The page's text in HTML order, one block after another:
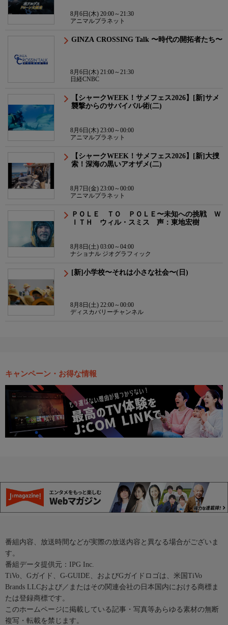
8月6日(木) 20:00～21:30
アニマルプラネット
GINZA CROSSING Talk 〜時代の開拓者たち〜
8月6日(木) 21:00～21:30
日経CNBC
【シャークWEEK！サメフェス2026】[新]サメ
襲撃からのサバイバル術(二)
8月6日(木) 23:00～00:00
アニマルプラネット
【シャークWEEK！サメフェス2026】[新]大捜
索！深海の黒いアオザメ(二)
8月7日(金) 23:00～00:00
アニマルプラネット
ＰＯＬＥ ＴＯ ＰＯＬＥ〜未知への挑戦 Ｗ
ＩＴＨ ウィル・スミス 声：東地宏樹
8月8日(土) 03:00～04:00
ナショナル ジオグラフィック
[新]小学校〜それは小さな社会〜(日)
8月8日(土) 22:00～00:00
ディスカバリーチャンネル
キャンペーン・お得な情報
番組内容、放送時間などが実際の放送内容と異なる場合がございま
す。
番組データ提供元：IPG Inc.
TiVo、Gガイド、G-GUIDE、およびGガイドロゴは、米国TiVo
Brands LLCおよび／またはその関連会社の日本国内における商標ま
たは登録商標です。
このホームページに掲載している記事・写真等あらゆる素材の無断
複写・転載を禁じます。